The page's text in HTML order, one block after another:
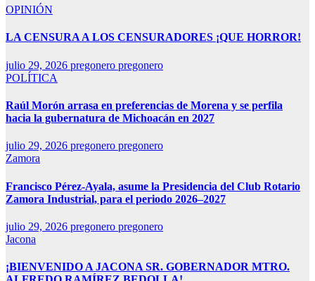
OPINIÓN
LA CENSURA A LOS CENSURADORES ¡QUE HORROR!
julio 29, 2026 pregonero pregonero
POLÍTICA
Raúl Morón arrasa en preferencias de Morena y se perfila
hacia la gubernatura de Michoacán en 2027
julio 29, 2026 pregonero pregonero
Zamora
Francisco Pérez-Ayala, asume la Presidencia del Club Rotario
Zamora Industrial, para el periodo 2026–2027
julio 29, 2026 pregonero pregonero
Jacona
¡BIENVENIDO A JACONA SR. GOBERNADOR MTRO.